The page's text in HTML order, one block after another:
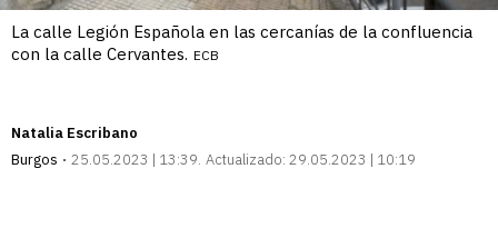
La calle Legión Española en las cercanías de la confluencia
con la calle Cervantes. ECB
Natalia Escribano
Burgos
25.05.2023 | 13:39 Actualizado: 29.05.2023 | 10:19